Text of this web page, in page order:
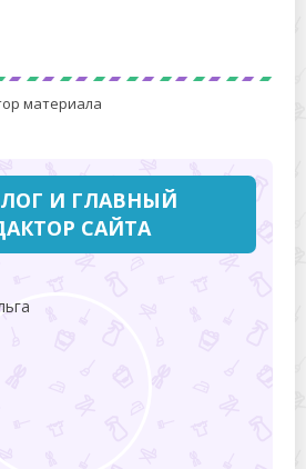
материала
И ГЛАВНЫЙ
САЙТА